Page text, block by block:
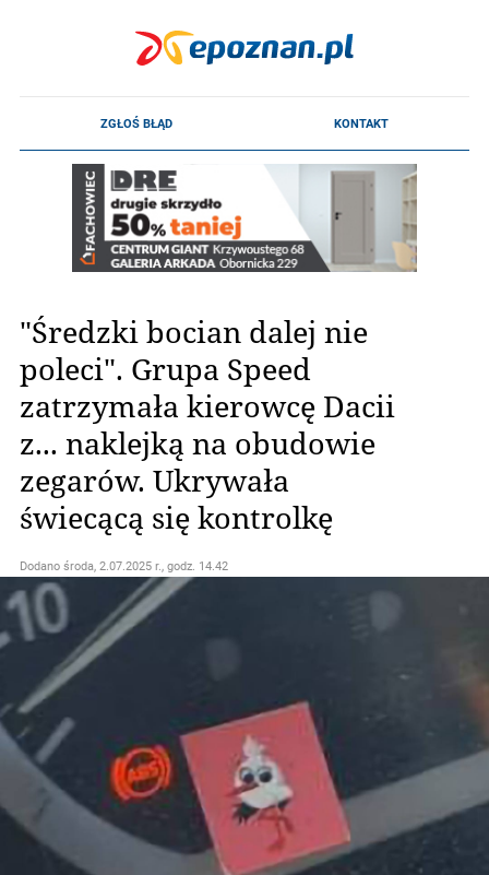
"Średzki bocian dalej nie
poleci". Grupa Speed
zatrzymała kierowcę Dacii
z... naklejką na obudowie
zegarów. Ukrywała
świecącą się kontrolkę
Dodano środa, 2.07.2025 r., godz. 14.42